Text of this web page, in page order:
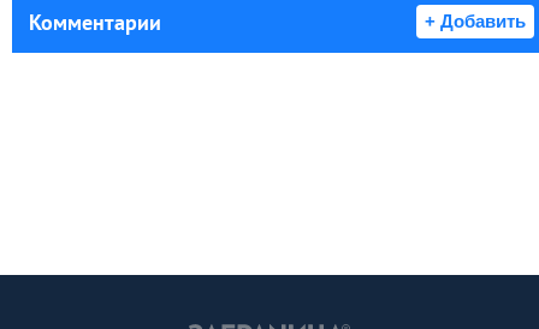
Комментарии + Добавить